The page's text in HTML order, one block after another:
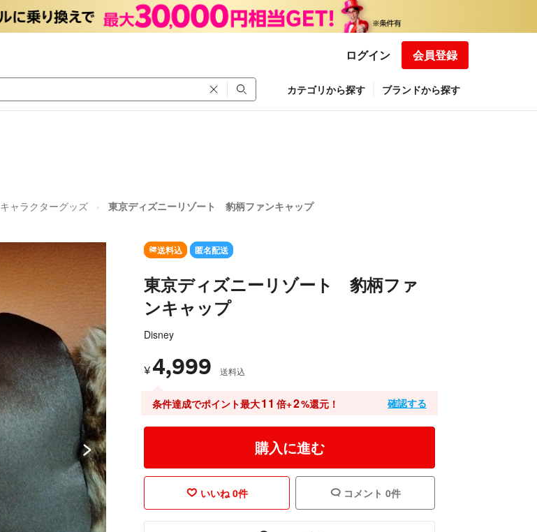
ログイン 会員登録
カテゴリから探す ブランドから探す
キャラクターグッズ 東京ディズニーリゾート 豹柄ファンキャップ
送料込 匿名配送
東京ディズニーリゾート 豹柄ファ
ンキャップ
Disney
¥4,999 送料込
条件達成でポイント最大11 倍+2%還元！ 確認する
購入に進む
いいね 0件 コメント 0件